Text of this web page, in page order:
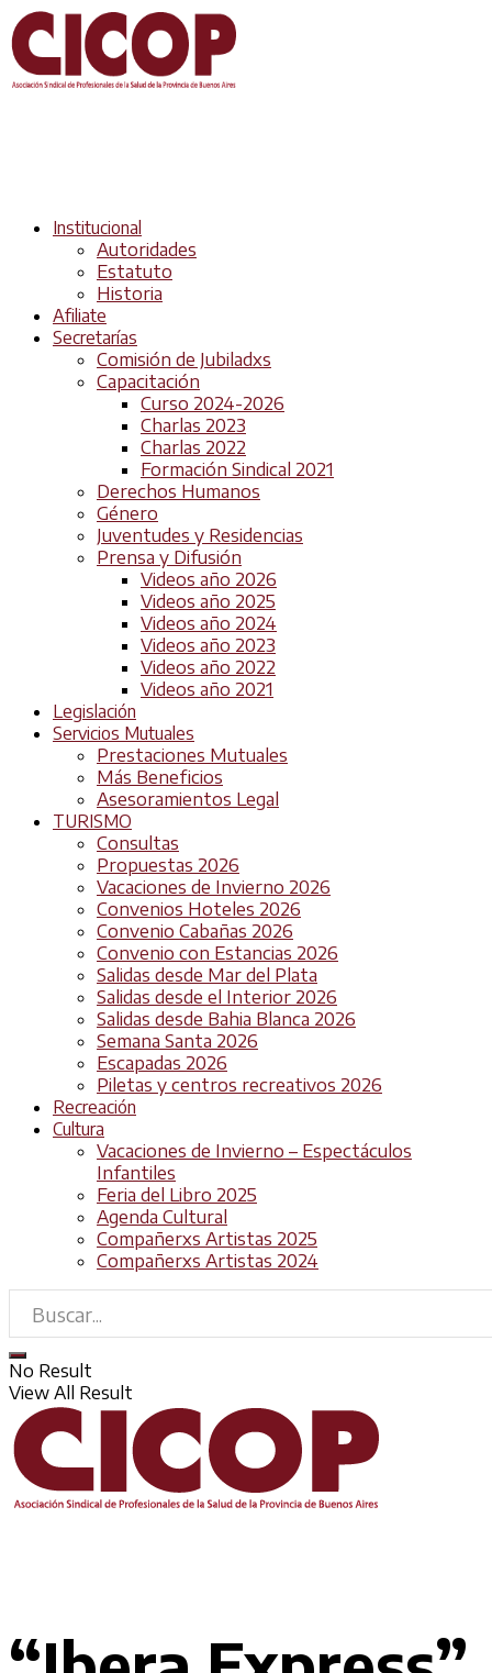
Institucional
Autoridades
Estatuto
Historia
Afiliate
Secretarías
Comisión de Jubiladxs
Capacitación
Curso 2024-2026
Charlas 2023
Charlas 2022
Formación Sindical 2021
Derechos Humanos
Género
Juventudes y Residencias
Prensa y Difusión
Videos año 2026
Videos año 2025
Videos año 2024
Videos año 2023
Videos año 2022
Videos año 2021
Legislación
Servicios Mutuales
Prestaciones Mutuales
Más Beneficios
Asesoramientos Legal
TURISMO
Consultas
Propuestas 2026
Vacaciones de Invierno 2026
Convenios Hoteles 2026
Convenio Cabañas 2026
Convenio con Estancias 2026
Salidas desde Mar del Plata
Salidas desde el Interior 2026
Salidas desde Bahia Blanca 2026
Semana Santa 2026
Escapadas 2026
Piletas y centros recreativos 2026
Recreación
Cultura
Vacaciones de Invierno – Espectáculos
Infantiles
Feria del Libro 2025
Agenda Cultural
Compañerxs Artistas 2025
Compañerxs Artistas 2024
No Result
View All Result